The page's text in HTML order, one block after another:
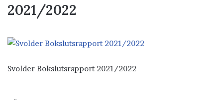
2021/2022
Svolder Bokslutsrapport 2021/2022